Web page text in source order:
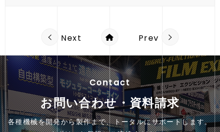
Next Prev
Contact
お問い合わせ・資料請求
各種機械を開発から製作まで、トータルにサポートします。